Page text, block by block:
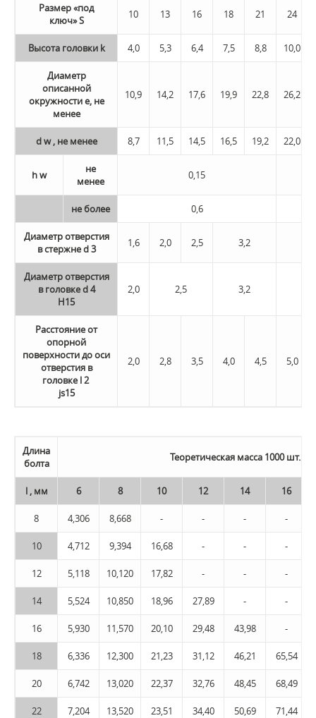
Размер «под
ключ» S
10 13 16 18 21 24
Высота головки k 4,0 5,3 6,4 7,5 8,8 10,0
Диаметр
описанной
окружности е, не
менее
10,9 14,2 17,6 19,9 22,8 26,2
d w , не менее 8,7 11,5 14,5 16,5 19,2 22,0
h w
не
менее
0,15
не более 0,6
Диаметр отверстия
в стержне d 3
1,6 2,0 2,5 3,2
Диаметр отверстия
в головке d 4
Н15
2,0 2,5 3,2
Расстояние от
опорной
поверхнос­ти до оси
отверстия в
головке l 2
js15
2,0 2,8 3,5 4,0 4,5 5,0
Длина
болта
Теоретическая масса 1000 шт.
l , мм 6 8 10 12 14 16
8 4,306 8,668 - - - -
10 4,712 9,394 16,68 - - -
12 5,118 10,120 17,82 - - -
14 5,524 10,850 18,96 27,89 - -
16 5,930 11,570 20,10 29,48 43,98 -
18 6,336 12,300 21,23 31,12 46,21 65,54
20 6,742 13,020 22,37 32,76 48,45 68,49
22 7,204 13,520 23,51 34,40 50,69 71,44